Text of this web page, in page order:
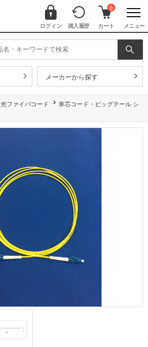
ログイン 購入履歴
0
カート メニュー
メーカーから探す
光ファイバコード
単芯コード・ピッグテール シ